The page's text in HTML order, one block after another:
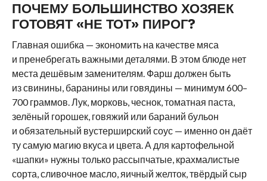
ПОЧЕМУ БОЛЬШИНСТВО ХОЗЯЕК
ГОТОВЯТ «НЕ ТОТ» ПИРОГ?
Главная ошибка — экономить на качестве мяса
и пренебрегать важными деталями. В этом блюде нет
места дешёвым заменителям. Фарш должен быть
из свинины, баранины или говядины — минимум 600–
700 граммов. Лук, морковь, чеснок, томатная паста,
зелёный горошек, говяжий или бараний бульон
и обязательный вустерширский соус — именно он даёт
ту самую магию вкуса и цвета. А для картофельной
«шапки» нужны только рассыпчатые, крахмалистые
сорта, сливочное масло, яичный желток, твёрдый сыр